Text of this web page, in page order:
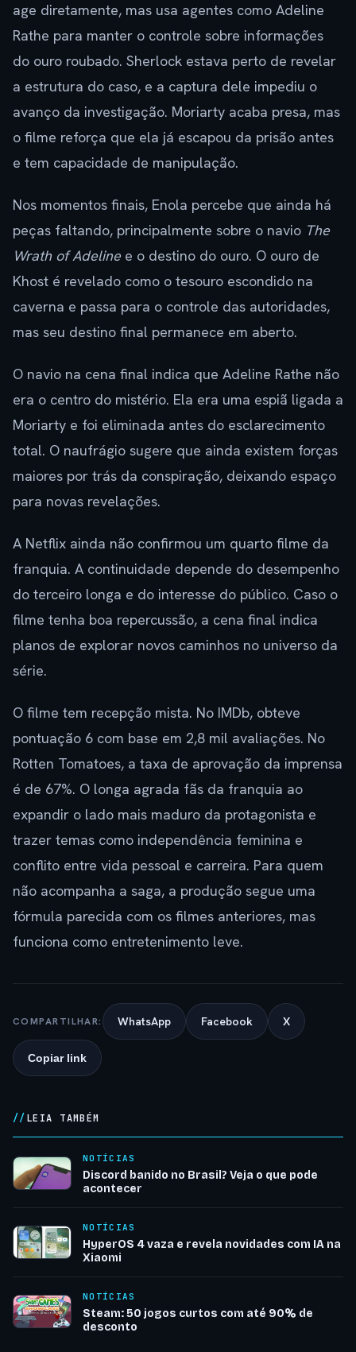
age diretamente, mas usa agentes como Adeline
Rathe para manter o controle sobre informações
do ouro roubado. Sherlock estava perto de revelar
a estrutura do caso, e a captura dele impediu o
avanço da investigação. Moriarty acaba presa, mas
o filme reforça que ela já escapou da prisão antes
e tem capacidade de manipulação.
Nos momentos finais, Enola percebe que ainda há
peças faltando, principalmente sobre o navio The
Wrath of Adelinee o destino do ouro. O ouro de
Khost é revelado como o tesouro escondido na
caverna e passa para o controle das autoridades,
mas seu destino final permanece em aberto.
O navio na cena final indica que Adeline Rathe não
era o centro do mistério. Ela era uma espiã ligada a
Moriarty e foi eliminada antes do esclarecimento
total. O naufrágio sugere que ainda existem forças
maiores por trás da conspiração, deixando espaço
para novas revelações.
A Netflix ainda não confirmou um quarto filme da
franquia. A continuidade depende do desempenho
do terceiro longa e do interesse do público. Caso o
filme tenha boa repercussão, a cena final indica
planos de explorar novos caminhos no universo da
série.
O filme tem recepção mista. No IMDb, obteve
pontuação 6 com base em 2,8 mil avaliações. No
Rotten Tomatoes, a taxa de aprovação da imprensa
é de 67%. O longa agrada fãs da franquia ao
expandir o lado mais maduro da protagonista e
trazer temas como independência feminina e
conflito entre vida pessoal e carreira. Para quem
não acompanha a saga, a produção segue uma
fórmula parecida com os filmes anteriores, mas
funciona como entretenimento leve.
COMPARTILHAR: WhatsApp Facebook X
Copiar link
LEIA TAMBÉM
NOTÍCIAS
Discord banido no Brasil? Veja o que pode
acontecer
NOTÍCIAS
HyperOS 4 vaza e revela novidades com IA na
Xiaomi
NOTÍCIAS
Steam: 50 jogos curtos com até 90% de
desconto